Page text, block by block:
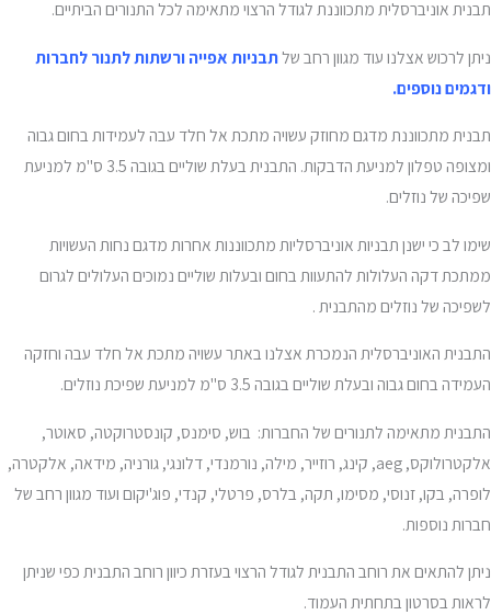
תבנית אוניברסלית מתכווננת לגודל הרצוי מתאימה לכל התנורים הביתיים.
ניתן לרכוש אצלנו עוד מגוון רחב שלתבניות אפייה ורשתות לתנור לחברות
ודגמים נוספים.
תבנית מתכווננת מדגם מחוזק עשויה מתכת אל חלד עבה לעמידות בחום גבוה
ומצופה טפלון למניעת הדבקות. התבנית בעלת שוליים בגובה 3.5 ס"מ למניעת
שפיכה של נוזלים.
שימו לב כי ישנן תבניות אוניברסליות מתכווננות אחרות מדגם נחות העשויות
ממתכת דקה העלולות להתעוות בחום ובעלות שוליים נמוכים העלולים לגרום
לשפיכה של נוזלים מהתבנית .
התבנית האוניברסלית הנמכרת אצלנו באתר עשויה מתכת אל חלד עבה וחזקה
העמידה בחום גבוה ובעלת שוליים בגובה 3.5 ס"מ למניעת שפיכת נוזלים.
התבנית מתאימה לתנורים של החברות: בוש, סימנס, קונסטרוקטה, סאוטר,
אלקטרולוקס, aeg, קינג, רוזייר, מילה, נורמנדי, דלונגי, גורניה, מידאה, אלקטרה,
לופרה, בקו, זנוסי, מסימו, תקה, בלרס, פרטלי, קנדי, פוג'יקום ועוד מגוון רחב של
חברות נוספות.
ניתן להתאים את רוחב התבנית לגודל הרצוי בעזרת כיוון רוחב התבנית כפי שניתן
לראות בסרטון בתחתית העמוד.